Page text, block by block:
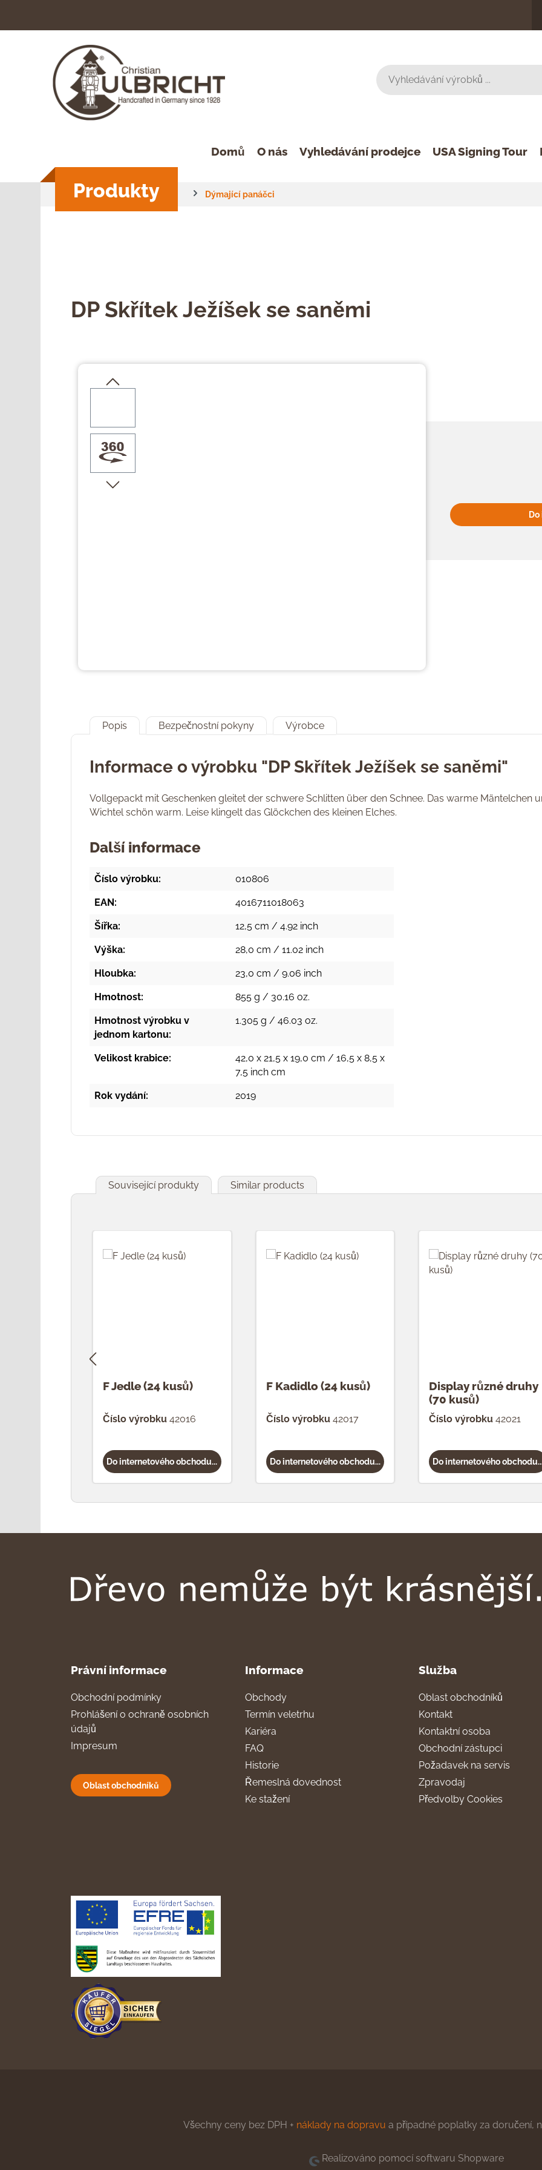
Domů
Produkty
O nás Vyhledávání prodejce USA Signing Tour
Dýmající panáčci
DP Skřítek Ježíšek se saněmi
Popis Bezpečnostní pokyny Výrobce
Informace o výrobku "DP Skřítek Ježíšek se saněmi"
Vollgepackt mit Geschenken gleitet der schwere Schlitten über den Schnee. Das warme Mäntelchen
Wichtel schön warm. Leise klingelt das Glöckchen des kleinen Elches.
Další informace
Číslo výrobku: 010806
EAN: 4016711018063
Šířka: 12,5 cm / 4.92 inch
Výška: 28,0 cm / 11.02 inch
Hloubka: 23,0 cm / 9.06 inch
Hmotnost: 855 g / 30.16 oz.
Hmotnost výrobku v
jednom kartonu:
1.305 g / 46.03 oz.
Velikost krabice:
42,0 x 21,5 x 19,0 cm / 16,5 x 8,5 x
7,5 inch cm
Rok vydání: 2019
Související produkty Similar products
F Jedle (24 kusů)
Číslo výrobku 42016
Do internetového obchodu...
F Kadidlo (24 kusů)
Číslo výrobku42017
Do internetového obchodu...
Display různé druhy
(70 kusů)
Číslo výrobku42021
Do internetového
Právní informace
Obchodní podmínky
Prohlášení o ochraně osobních
údajů
Impresum
Oblast obchodníků
Informace
Obchody
Termín veletrhu
Kariéra
FAQ
Historie
Řemeslná dovednost
Ke stažení
Služba
Oblast obchodníků
Kontakt
Kontaktní osoba
Obchodní zástupci
Požadavek na servis
Zpravodaj
Předvolby Cookies
Všechny ceny bez DPH + náklady na dopravu a případné poplatky za doručení,
Realizováno pomocí softwaru Shopware